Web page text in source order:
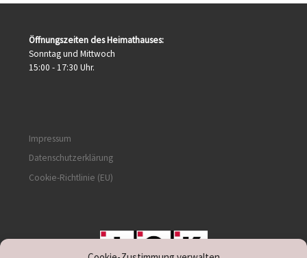
Öffnungszeiten des Heimathauses:
Sonntag und Mittwoch
15:00 - 17:30 Uhr.
Impressum
Datenschutzerklärung
Cookie-Richtlinie (EU)